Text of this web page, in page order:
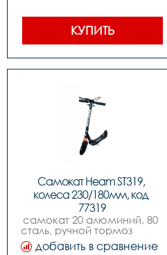
КУПИТЬ
Самокат Heam ST319,
колеса 230/180мм, код
77319
самокат 20 алюминий, 80
сталь, ручной тормоз
,колеса: переднее 230mm
amp заднее 180mm pu,
добавить в сравнение